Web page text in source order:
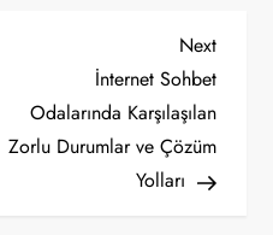
Next
Post
Next
İnternet Sohbet
Odalarında Karşılaşılan
Zorlu Durumlar ve Çözüm
Yolları